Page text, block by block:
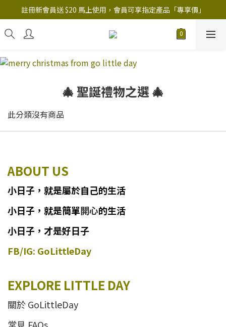
註冊新會員送 $20 馬上使用，會員可享指定產品「​專享價」
註冊新會員送 $20 馬上使用，會員可享指定產品「​專享價」
B.Y.O.B Mask Collection 任選優惠: 4件9折
🎄 聖誕禮物之選 🎄
此分類沒有商品
ABOUT US
小日子 ， 就是屬於自己的生活
小日子 ， 就是簡單開心的生活
小日子，才是好日子
FB/IG: GoLittleDay
EXPLORE LITTLE DAY
關於 GoLittleDay